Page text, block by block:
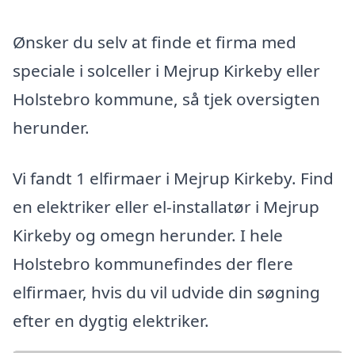
Ønsker du selv at finde et firma med
speciale i solceller i Mejrup Kirkeby eller
Holstebro kommune, så tjek oversigten
herunder.
Vi fandt 1 elfirmaer i Mejrup Kirkeby. Find
en elektriker eller el-installatør i Mejrup
Kirkeby og omegn herunder. I hele
Holstebro kommunefindes der flere
elfirmaer, hvis du vil udvide din søgning
efter en dygtig elektriker.